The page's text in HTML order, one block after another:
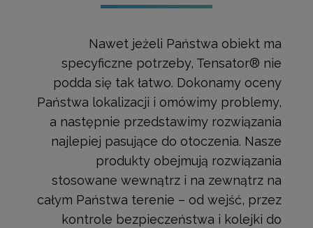
Nawet jeżeli Państwa obiekt ma
specyficzne potrzeby, Tensator® nie
podda się tak łatwo. Dokonamy oceny
Państwa lokalizacji i omówimy problemy,
a następnie przedstawimy rozwiązania
najlepiej pasujące do otoczenia. Nasze
produkty obejmują rozwiązania
stosowane wewnątrz i na zewnątrz na
całym Państwa terenie – od wejść, przez
kontrole bezpieczeństwa i kolejki do